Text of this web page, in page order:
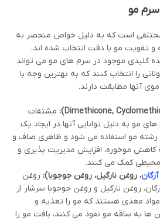
مو
است که به دلیل خواص منحصر به
و تقویت مو با دقت انتخاب شده اند.
کلیدی موجود در سرم های مو می تواند
را انتخاب کنند که به بهترین وجه با
آنها مطابقت دارند.
Dimethicone,
): مشتقات
مو به دلیل توانایی آنها در ایجاد یک
رشته مو استفاده می شود و ظاهری صاف و
کاهش موخوره، افزایش مدیریت پذیری و
محیطی کمک می کنند.
، روغن نارگیل، روغن جوجوبا): روغن
روغن نارگیل و روغن جوجوبا سرشار از
مغذی هستند که مو را تغذیه و
ها به ساقه مو نفوذ می کنند، بافت مو را